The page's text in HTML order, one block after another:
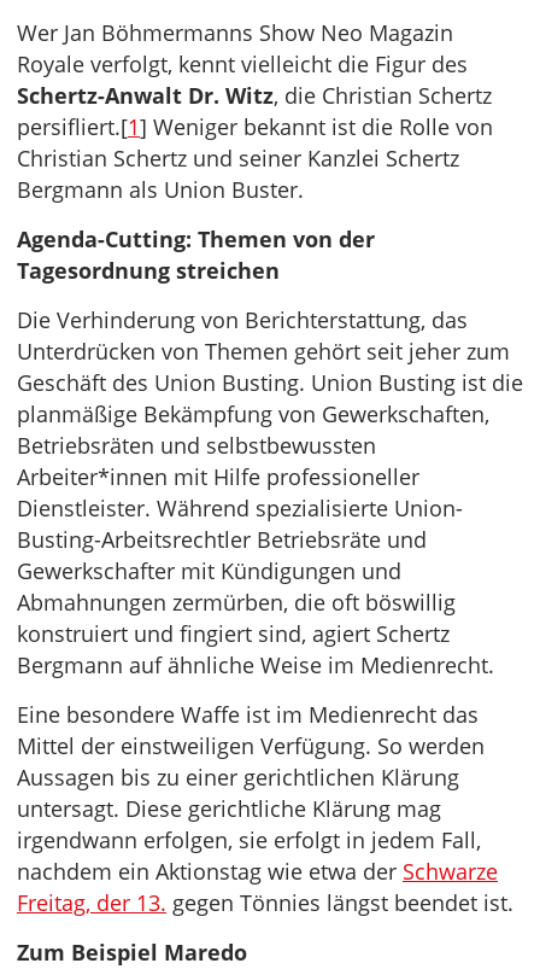
Wer Jan Böhmermanns Show Neo Magazin
Royale verfolgt, kennt vielleicht die Figur des
Schertz-Anwalt Dr. Witz, die Christian Schertz
persifliert.[1] Weniger bekannt ist die Rolle von
Christian Schertz und seiner Kanzlei Schertz
Bergmann als Union Buster.
Agenda-Cutting: Themen von der
Tagesordnung streichen
Die Verhinderung von Berichterstattung, das
Unterdrücken von Themen gehört seit jeher zum
Geschäft des Union Busting. Union Busting ist die
planmäßige Bekämpfung von Gewerkschaften,
Betriebsräten und selbstbewussten
Arbeiter*innen mit Hilfe professioneller
Dienstleister. Während spezialisierte Union-
Busting-Arbeitsrechtler Betriebsräte und
Gewerkschafter mit Kündigungen und
Abmahnungen zermürben, die oft böswillig
konstruiert und fingiert sind, agiert Schertz
Bergmann auf ähnliche Weise im Medienrecht.
Eine besondere Waffe ist im Medienrecht das
Mittel der einstweiligen Verfügung. So werden
Aussagen bis zu einer gerichtlichen Klärung
untersagt. Diese gerichtliche Klärung mag
irgendwann erfolgen, sie erfolgt in jedem Fall,
nachdem ein Aktionstag wie etwa der Schwarze
Freitag, der 13. gegen Tönnies längst beendet ist.
Zum Beispiel Maredo